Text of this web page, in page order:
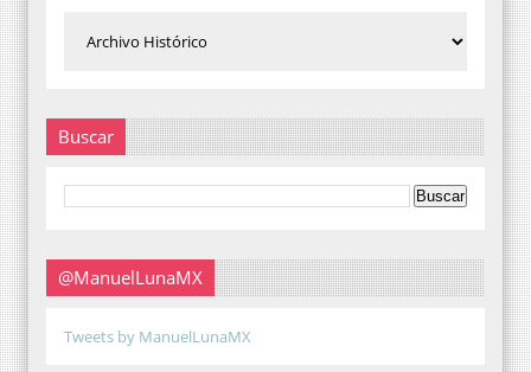
Buscar
@ManuelLunaMX
Tweets by ManuelLunaMX